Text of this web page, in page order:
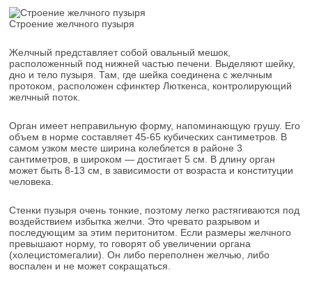
Строение желчного пузыря
Желчный представляет собой овальный мешок,
расположенный под нижней частью печени. Выделяют шейку,
дно и тело пузыря. Там, где шейка соединена с желчным
протоком, расположен сфинктер Люткенса, контролирующий
желчный поток.
Орган имеет неправильную форму, напоминающую грушу. Его
объем в норме составляет 45-65 кубических сантиметров. В
самом узком месте ширина колеблется в районе 3
сантиметров, в широком — достигает 5 см. В длину орган
может быть 8-13 см, в зависимости от возраста и конституции
человека.
Стенки пузыря очень тонкие, поэтому легко растягиваются под
воздействием избытка желчи. Это чревато разрывом и
последующим за этим перитонитом. Если размеры желчного
превышают норму, то говорят об увеличении органа
(холецистомегалии). Он либо переполнен желчью, либо
воспален и не может сокращаться.